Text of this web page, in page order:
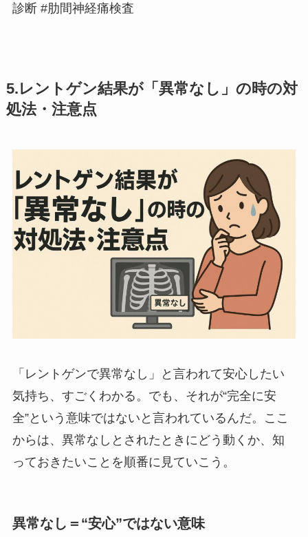
診断 #肋間神経痛検査
5.レントゲン結果が「異常なし」の時の対
処法・注意点
「レントゲンで異常なし」と言われて安心したい
気持ち、すごくわかる。でも、それが“完全に安
全”という意味ではないと言われているんだ。ここ
からは、異常なしとされたときにどう動くか、知
っておきたいことを順番に見ていこう。
異常なし＝“安心”ではない意味